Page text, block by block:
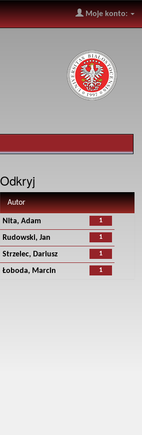
Moje konto:
Odkryj
Autor
1
Nita, Adam
1
Rudowski, Jan
1
Strzelec, Dariusz
1
Łoboda, Marcin